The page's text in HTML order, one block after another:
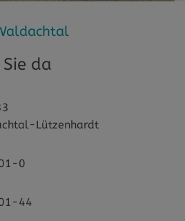
da
Lützenhardt
0
44